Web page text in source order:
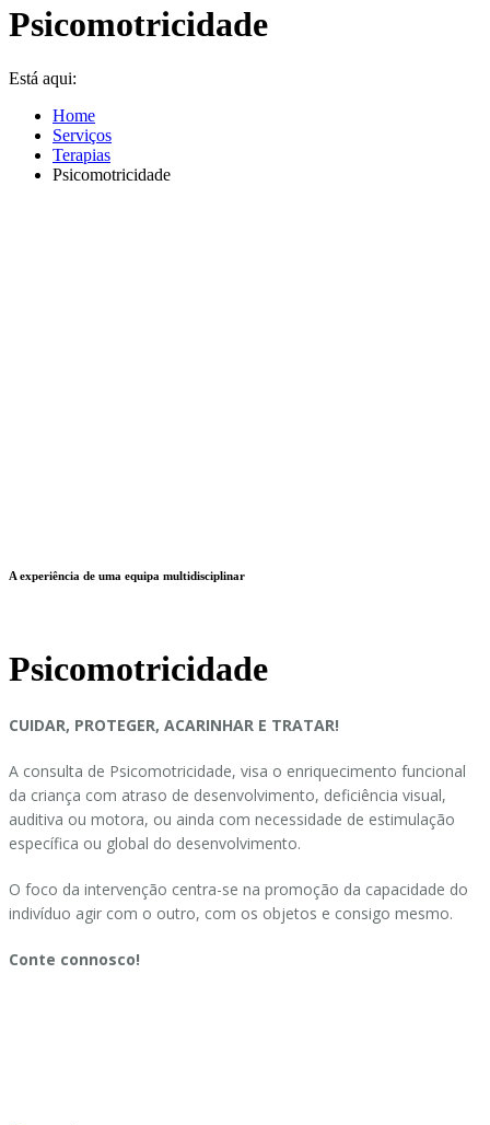
Psicomotricidade
Está aqui:
Home
Serviços
Terapias
Psicomotricidade
A experiência de uma equipa multidisciplinar
Psicomotricidade
CUIDAR, PROTEGER, ACARINHAR E TRATAR!
A consulta de Psicomotricidade, visa o enriquecimento funcional
da criança com atraso de desenvolvimento, deficiência visual,
auditiva ou motora, ou ainda com necessidade de estimulação
específica ou global do desenvolvimento.
O foco da intervenção centra-se na promoção da capacidade do
indivíduo agir com o outro, com os objetos e consigo mesmo.
Conte connosco!